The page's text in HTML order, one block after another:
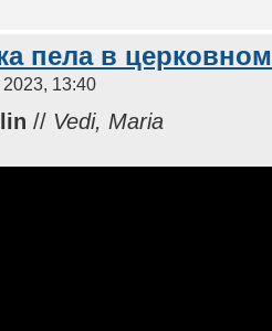
пела в
2023, 13:40
// Vedi, Maria